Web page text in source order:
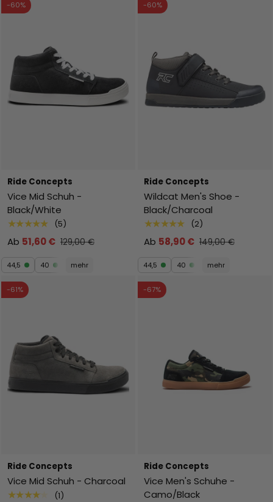
-60%
Ride Concepts
Vice Mid Schuh -
Black/White
★★★★★ (5)
Ab 51,60 € 129,00 €
44,5 40 mehr
-60%
Ride Concepts
Wildcat Men's Shoe -
Black/Charcoal
★★★★★ (2)
Ab 58,90 € 149,00 €
44,5 40 mehr
-61%
Ride Concepts
Vice Mid Schuh - Charcoal
★★★★★ (1)
-67%
Ride Concepts
Vice Men's Schuhe -
Camo/Black